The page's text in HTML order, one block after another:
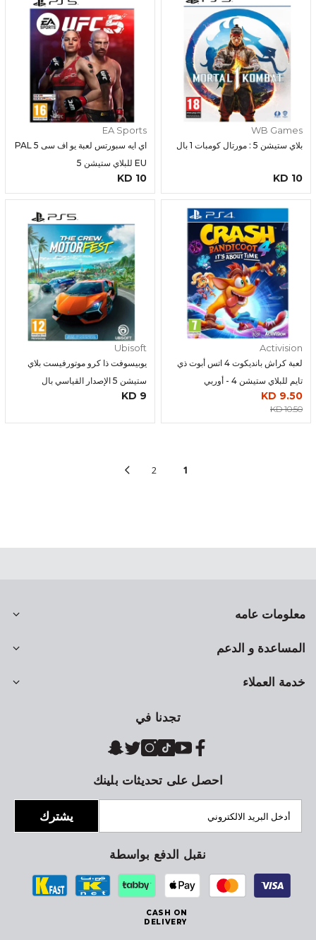
بلاي ستيشن 5 : مورتال كومبات 1 بال
WB Games
10 KD
اي ايه سبورتس لعبة يو اف سى 5 PAL
EU للبلاي ستيشن 5
EA Sports
10 KD
لعبة كراش بانديكوت 4 اتس أبوت ذي
تايم للبلاي ستيشن 4 - أوربي
Activision
9.50 KD
10.50 KD
يوبيسوفت ذا كرو موتورفيست بلاي
ستيشن 5 الإصدار القياسي بال
Ubisoft
9 KD
1
2
معلومات عامه
المساعدة و الدعم
خدمة العملاء
تجدنا في
احصل على تحديثات بلينك
يشترك
نقبل الدفع بواسطة
CASH ON
DELIVERY